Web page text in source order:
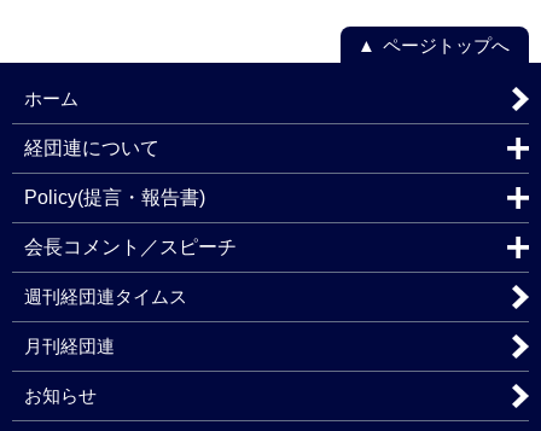
ページトップへ
ホーム
経団連について
Policy(提言・報告書)
会長コメント／スピーチ
週刊経団連タイムス
月刊経団連
お知らせ